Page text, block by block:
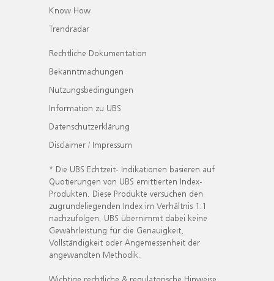
Know How
Trendradar
Rechtliche Dokumentation
Bekanntmachungen
Nutzungsbedingungen
Information zu UBS
Datenschutzerklärung
Disclaimer / Impressum
* Die UBS Echtzeit- Indikationen basieren auf
Quotierungen von UBS emittierten Index-
Produkten. Diese Produkte versuchen den
zugrundeliegenden Index im Verhältnis 1:1
nachzufolgen. UBS übernimmt dabei keine
Gewährleistung für die Genauigkeit,
Vollständigkeit oder Angemessenheit der
angewandten Methodik.